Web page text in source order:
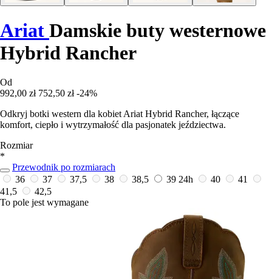
Ariat Damskie buty westernowe
Hybrid Rancher
Od
992,00 zł 752,50 zł -24%
Odkryj botki western dla kobiet Ariat Hybrid Rancher, łączące
komfort, ciepło i wytrzymałość dla pasjonatek jeździectwa.
Rozmiar
*
Przewodnik po rozmiarach
36
37 37,5 38 38,5 39 24h 40
41
41,5
42,5
To pole jest wymagane